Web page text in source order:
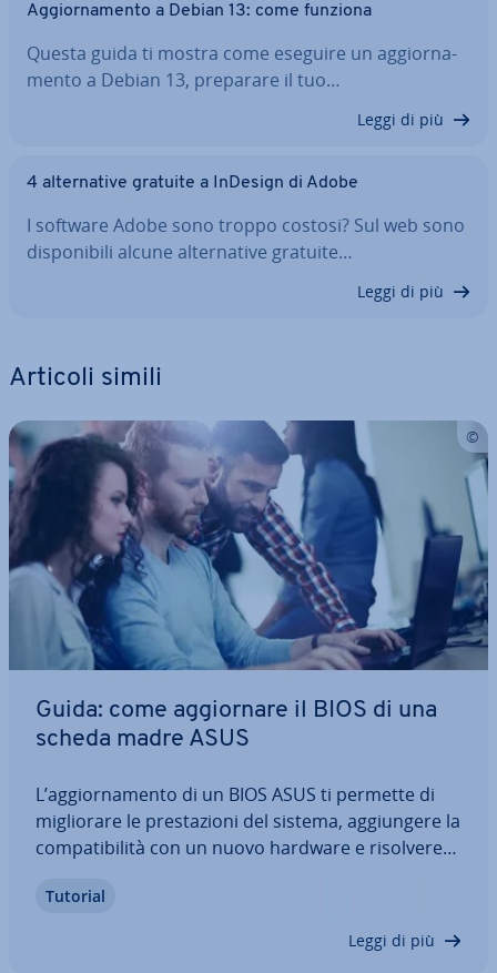
Ag­gior­na­men­to a Debian 13: come funziona
Questa guida ti mostra come eseguire un ag­gior­na­
men­to a Debian 13, preparare il tuo…
Leggi di più
4 al­ter­na­ti­ve gratuite a InDesign di Adobe
I software Adobe sono troppo costosi? Sul web sono
di­spo­ni­bi­li alcune al­ter­na­ti­ve gratuite…
Leggi di più
Articoli simili
Guida: come ag­gior­na­re il BIOS di una
scheda madre ASUS
L’ag­gior­na­men­to di un BIOS ASUS ti permette di
mi­glio­ra­re le pre­sta­zio­ni del sistema, ag­giun­ge­re la
com­pa­ti­bi­li­tà con un nuovo hardware e risolvere
mo come eseguire la procedura. Con le giuste pre­
Tutorial
Leggi di più